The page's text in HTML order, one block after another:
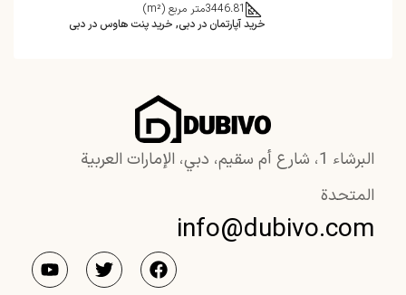
3446.81متر مربع (m²)
خرید آپارتمان در دبی, خرید پنت هاوس در دبی
البرشاء 1، شارع أم سقيم، دبي، الإمارات العربية
المتحدة
info@dubivo.com